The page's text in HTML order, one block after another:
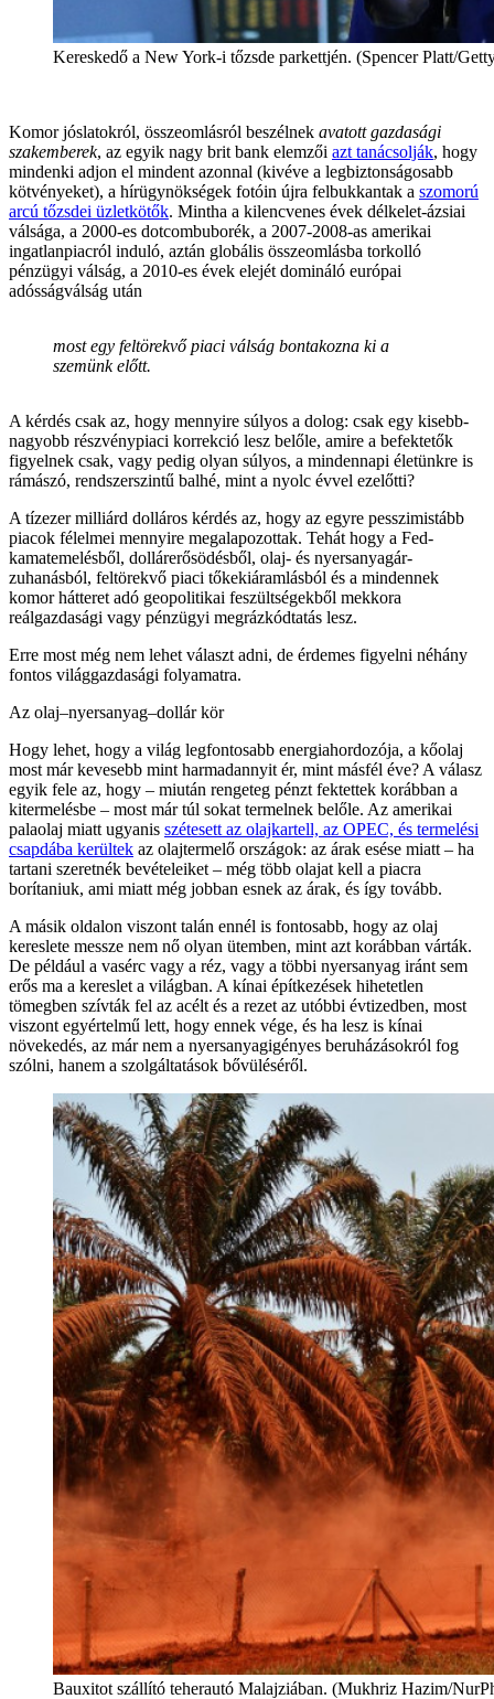
Kereskedő a New York-i tőzsde parkettjén. (Spencer Platt/
Komor jóslatokról, összeomlásról beszélnek avatott gazdasági
szakemberek, az egyik nagy brit bank elemzői azt tanácsolják, hogy
mindenki adjon el mindent azonnal (kivéve a legbiztonságosabb
kötvényeket), a hírügynökségek fotóin újra felbukkantak a szomorú
arcú tőzsdei üzletkötők. Mintha a kilencvenes évek délkelet-ázsiai
válsága, a 2000-es dotcombuborék, a 2007-2008-as amerikai
ingatlanpiacról induló, aztán globális összeomlásba torkolló
pénzügyi válság, a 2010-es évek elejét domináló európai
adósságválság után
most egy feltörekvő piaci válság bontakozna ki a
szemünk előtt.
A kérdés csak az, hogy mennyire súlyos a dolog: csak egy kisebb-
nagyobb részvénypiaci korrekció lesz belőle, amire a befektetők
figyelnek csak, vagy pedig olyan súlyos, a mindennapi életünkre is
rámászó, rendszerszintű balhé, mint a nyolc évvel ezelőtti?
A tízezer milliárd dolláros kérdés az, hogy az egyre pesszimistább
piacok félelmei mennyire megalapozottak. Tehát hogy a Fed-
kamatemelésből, dollárerősödésből, olaj- és nyersanyagár-
zuhanásból, feltörekvő piaci tőkekiáramlásból és a mindennek
komor hátteret adó geopolitikai feszültségekből mekkora
reálgazdasági vagy pénzügyi megrázkódtatás lesz.
Erre most még nem lehet választ adni, de érdemes figyelni néhány
fontos világgazdasági folyamatra.
Az olaj–nyersanyag–dollár kör
Hogy lehet, hogy a világ legfontosabb energiahordozója, a kőolaj
most már kevesebb mint harmadannyit ér, mint másfél éve? A válasz
egyik fele az, hogy – miután rengeteg pénzt fektettek korábban a
kitermelésbe – most már túl sokat termelnek belőle. Az amerikai
palaolaj miatt ugyanis szétesett az olajkartell, az OPEC, és termelési
csapdába kerültek az olajtermelő országok: az árak esése miatt – ha
tartani szeretnék bevételeiket – még több olajat kell a piacra
borítaniuk, ami miatt még jobban esnek az árak, és így tovább.
A másik oldalon viszont talán ennél is fontosabb, hogy az olaj
kereslete messze nem nő olyan ütemben, mint azt korábban várták.
De például a vasérc vagy a réz, vagy a többi nyersanyag iránt sem
erős ma a kereslet a világban. A kínai építkezések hihetetlen
tömegben szívták fel az acélt és a rezet az utóbbi évtizedben, most
viszont egyértelmű lett, hogy ennek vége, és ha lesz is kínai
növekedés, az már nem a nyersanyagigényes beruházásokról fog
szólni, hanem a szolgáltatások bővüléséről.
Bauxitot szállító teherautó Malajziában. (Mukhriz Hazim/